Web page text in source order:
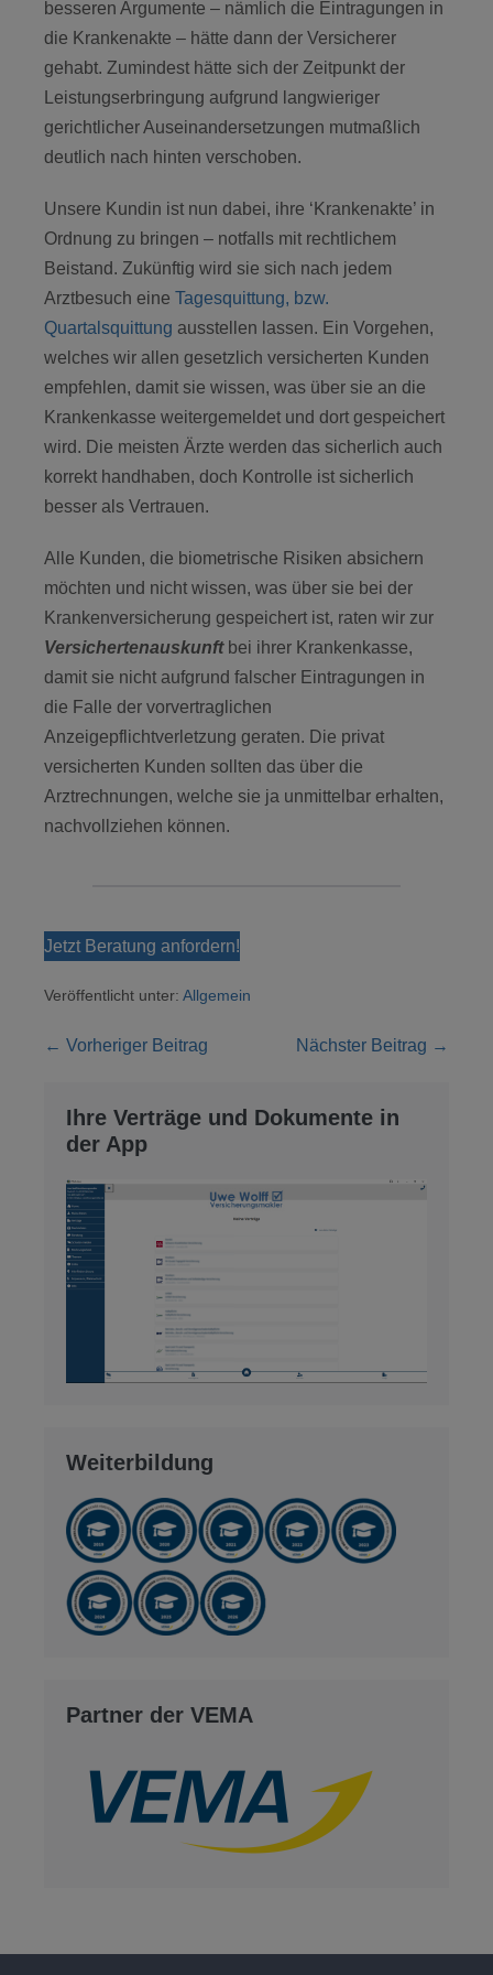
besseren Argumente – nämlich die Eintragungen in
die Krankenakte – hätte dann der Versicherer
gehabt. Zumindest hätte sich der Zeitpunkt der
Leistungserbringung aufgrund langwieriger
gerichtlicher Auseinandersetzungen mutmaßlich
deutlich nach hinten verschoben.
Unsere Kundin ist nun dabei, ihre ‘Krankenakte’ in
Ordnung zu bringen – notfalls mit rechtlichem
Beistand. Zukünftig wird sie sich nach jedem
Arztbesuch eine Tagesquittung, bzw.
Quartalsquittung ausstellen lassen. Ein Vorgehen,
welches wir allen gesetzlich versicherten Kunden
empfehlen, damit sie wissen, was über sie an die
Krankenkasse weitergemeldet und dort gespeichert
wird. Die meisten Ärzte werden das sicherlich auch
korrekt handhaben, doch Kontrolle ist sicherlich
besser als Vertrauen.
Alle Kunden, die biometrische Risiken absichern
möchten und nicht wissen, was über sie bei der
Krankenversicherung gespeichert ist, raten wir zur
Versichertenauskunftbei ihrer Krankenkasse,
damit sie nicht aufgrund falscher Eintragungen in
die Falle der vorvertraglichen
Anzeigepflichtverletzung geraten. Die privat
versicherten Kunden sollten das über die
Arztrechnungen, welche sie ja unmittelbar erhalten,
nachvollziehen können.
Jetzt Beratung anfordern!
Veröffentlicht unter: Allgemein
Beitragsnavigation
← Vorheriger Beitrag Nächster Beitrag →
Ihre Verträge und Dokumente in
der App
Weiterbildung
Partner der VEMA